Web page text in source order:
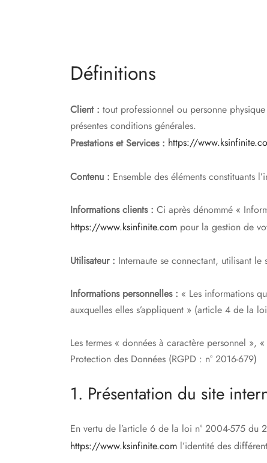
Définitions
Client : tout professionnel ou personne
présentes conditions générales.
Prestations et Services : https://
Contenu : Ensemble des éléments constituants
Informations clients : Ci après dénommé «
https://www.ksinfinite.com pour la gestion de
Utilisateur : Internaute se connectant, utilisant le
Informations personnelles : « Les informations
auxquelles elles s’appliquent » (article 4 de la
Les termes « données à caractère personnel »,
Protection des Données (RGPD : n° 2016-679)
1. Présentation du site
En vertu de l’article 6 de la loi n° 2004-575 du
https://www.ksinfinite.com l’identité des